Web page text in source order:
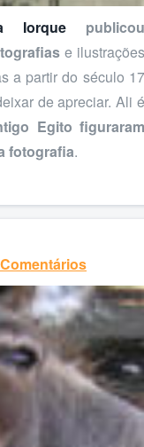
Iorque
e
a partir do século 17
de apreciar. Ali é
Egito
fotografia.